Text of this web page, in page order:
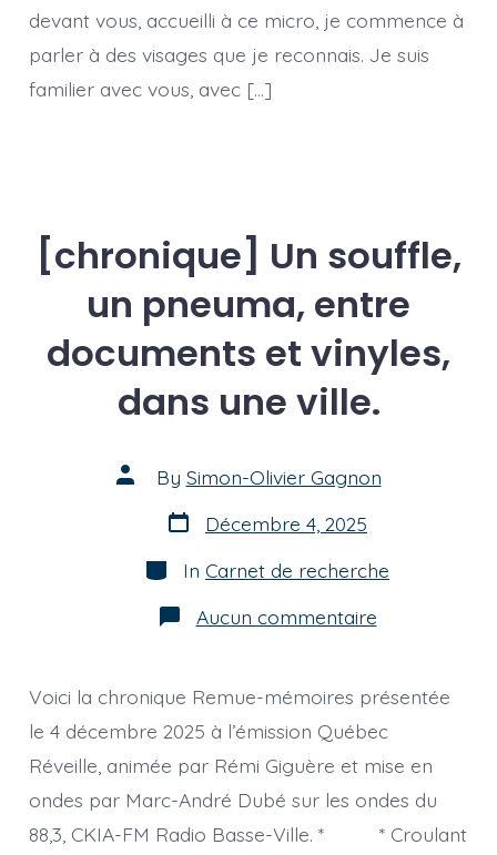
devant vous, accueilli à ce micro, je commence à
parler à des visages que je reconnais. Je suis
familier avec vous, avec […]
[chronique] Un souffle,
un pneuma, entre
documents et vinyles,
dans une ville.
Post
author
By Simon-Olivier Gagnon
Post
date
Décembre 4, 2025
Categories
In Carnet de recherche
Aucun commentairesur
[chronique]
un
pneuma,
entre
et
dans
une
ville.
Voici la chronique Remue-mémoires présentée
le 4 décembre 2025 à l’émission Québec
Réveille, animée par Rémi Giguère et mise en
ondes par Marc-André Dubé sur les ondes du
88,3, CKIA-FM Radio Basse-Ville. * * Croulant